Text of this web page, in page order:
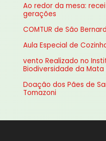
s
p
o
:
Ao redor da mesa:
gerações
COMTUR de São
Aula Especial de
vento Realizado no
Biodiversidade da
Doação dos Pães de
Tomazoni